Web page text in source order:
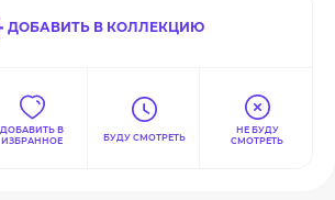
ДОБАВИТЬ В КОЛЛЕКЦИЮ
ДОБАВИТЬ В
ИЗБРАННОЕ
БУДУ СМОТРЕТЬ
НЕ БУДУ
СМОТРЕТЬ